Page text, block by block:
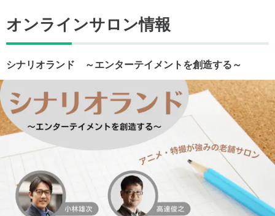
オンラインサロン情報
シナリオランド ～エンターテイメントを創造する～